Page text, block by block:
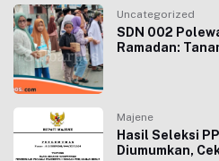
Uncategorized
SDN 002
Ramadan:
Majene
Hasil Seleksi
Diumumkan,